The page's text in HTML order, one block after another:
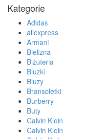
Kategorie
Adidas
aliexpress
Armani
Bielizna
Biżuteria
Bluzki
Bluzy
Bransoletki
Burberry
Buty
Calvin Klein
Calvin Klein